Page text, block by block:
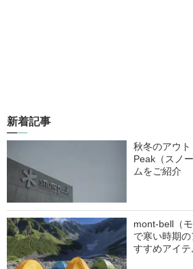
新着記事
秋冬のアウ
Peak（スノ
ムをご紹介
mont-bell（
で寒い時期
すすめアイ